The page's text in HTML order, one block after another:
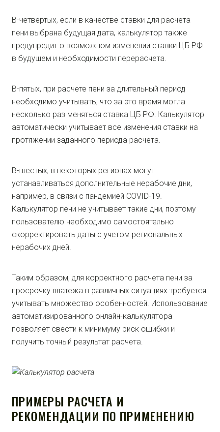
В-четвертых, если в качестве ставки для расчета
пени выбрана будущая дата, калькулятор также
предупредит о возможном изменении ставки ЦБ РФ
в будущем и необходимости перерасчета.
В-пятых, при расчете пени за длительный период
необходимо учитывать, что за это время могла
несколько раз меняться ставка ЦБ РФ. Калькулятор
автоматически учитывает все изменения ставки на
протяжении заданного периода расчета.
В-шестых, в некоторых регионах могут
устанавливаться дополнительные нерабочие дни,
например, в связи с пандемией COVID-19.
Калькулятор пени не учитывает такие дни, поэтому
пользователю необходимо самостоятельно
скорректировать даты с учетом региональных
нерабочих дней.
Таким образом, для корректного расчета пени за
просрочку платежа в различных ситуациях требуется
учитывать множество особенностей. Использование
автоматизированного онлайн-калькулятора
позволяет свести к минимуму риск ошибки и
получить точный результат расчета.
ПРИМЕРЫ РАСЧЕТА И
РЕКОМЕНДАЦИИ ПО ПРИМЕНЕНИЮ